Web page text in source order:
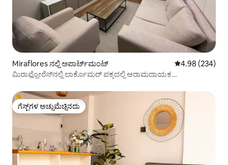
Miraflores ನಲ್ಲಿ ಅಪಾರ್ಟ್‌ಮಂಟ್ 5 ರಲ್ಲಿ 4.98
4.98 (234)
ಮಿರಾಫ್ಲೋರೆಸ್‌ನಲ್ಲಿ ಲಾರ್ಕೊಮರ್ ಪಕ್ಕದಲ್ಲಿ ಆರಾಮದಾಯಕ
ಗೆಸ್ಟ್‌ಗಳ ಅಚ್ಚುಮೆಚ್ಚಿನದು
ಗೆಸ್ಟ್‌ಗಳ ಅಚ್ಚುಮೆಚ್ಚಿನದು